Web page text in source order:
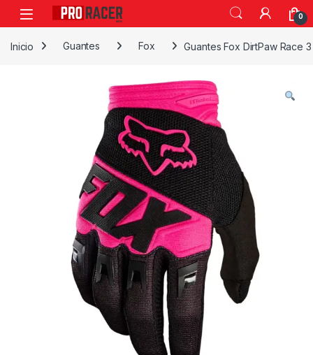
0
Inicio Guantes Fox Guantes Fox DirtPaw Race 3